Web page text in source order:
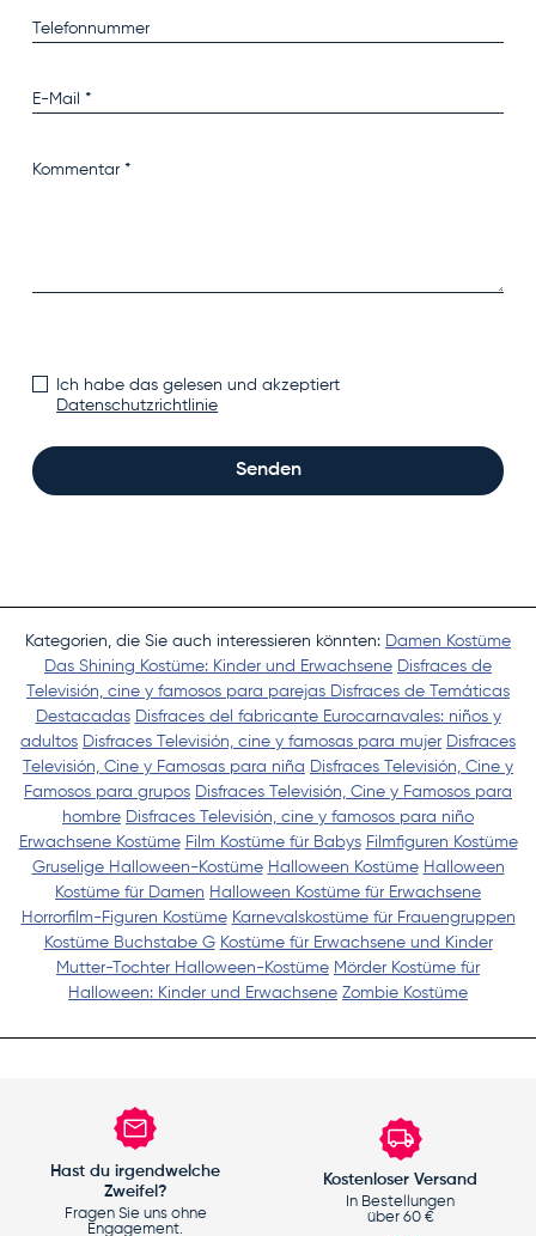
Ich habe das gelesen und akzeptiert
Datenschutzrichtlinie
Senden
Kategorien, die Sie auch interessieren könnten: Damen Kostüme
Das Shining Kostüme: Kinder und Erwachsene Disfraces de
Televisión, cine y famosos para parejas Disfraces de Temáticas
Destacadas Disfraces del fabricante Eurocarnavales: niños y
adultos Disfraces Televisión, cine y famosas para mujer Disfraces
Televisión, Cine y Famosas para niña Disfraces Televisión, Cine y
Famosos para grupos Disfraces Televisión, Cine y Famosos para
hombre Disfraces Televisión, cine y famosos para niño
Erwachsene Kostüme Film Kostüme für Babys Filmfiguren Kostüme
Gruselige Halloween-Kostüme Halloween Kostüme Halloween
Kostüme für Damen Halloween Kostüme für Erwachsene
Horrorfilm-Figuren Kostüme Karnevalskostüme für Frauengruppen
Kostüme Buchstabe G Kostüme für Erwachsene und Kinder
Mutter-Tochter Halloween-Kostüme Mörder Kostüme für
Halloween: Kinder und Erwachsene Zombie Kostüme
Hast du irgendwelche
Zweifel?
Fragen Sie uns ohne
Engagement.
Kostenloser Versand
In Bestellungen
über 60 €